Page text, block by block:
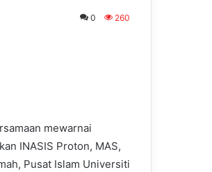
0 260
mewarnai
INASIS Proton, MAS,
Pusat Islam Universiti